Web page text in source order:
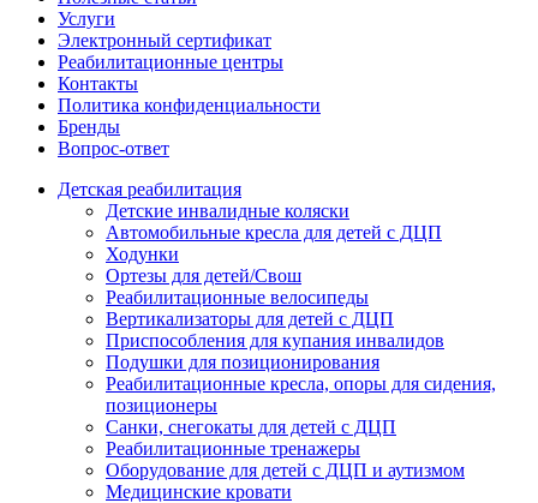
Услуги
Электронный сертификат
Реабилитационные центры
Контакты
Политика конфиденциальности
Бренды
Вопрос-ответ
Детская реабилитация
Детские инвалидные коляски
Автомобильные кресла для детей с ДЦП
Ходунки
Ортезы для детей/Свош
Реабилитационные велосипеды
Вертикализаторы для детей с ДЦП
Приспособления для купания инвалидов
Подушки для позиционирования
Реабилитационные кресла, опоры для сидения,
позиционеры
Санки, снегокаты для детей с ДЦП
Реабилитационные тренажеры
Оборудование для детей с ДЦП и аутизмом
Медицинские кровати